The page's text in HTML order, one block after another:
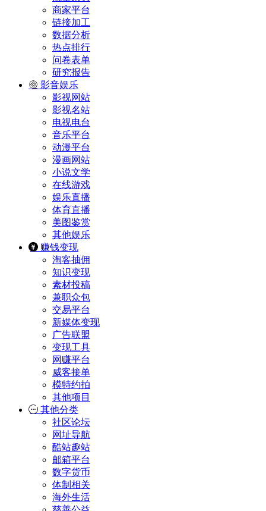
商家平台
链接加工
数据分析
热点排行
问卷表单
研究报告
影音娱乐
影视网站
影视名站
电视电台
音乐平台
动漫平台
漫画网站
小说文学
在线游戏
娱乐直播
体育直播
美图鉴赏
其他娱乐
赚钱变现
淘客抽佣
知识变现
素材投稿
兼职众包
交易平台
新媒体变现
广告联盟
变现工具
网赚平台
威客接单
模特约拍
其他项目
其他分类
社区论坛
网址导航
酷站趣站
邮箱平台
数字货币
体制相关
海外生活